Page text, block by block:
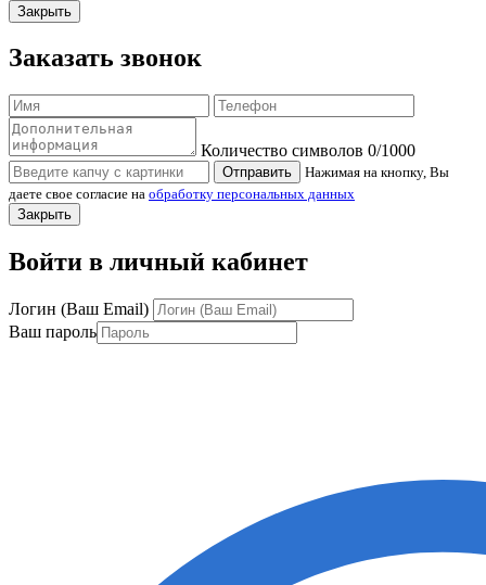
Закрыть
Заказать звонок
Количество символов 0/1000
Отправить
Нажимая на кнопку, Вы
даете свое согласие на обработку персональных данных
Закрыть
Войти в личный кабинет
Логин (Ваш Email)
Ваш пароль